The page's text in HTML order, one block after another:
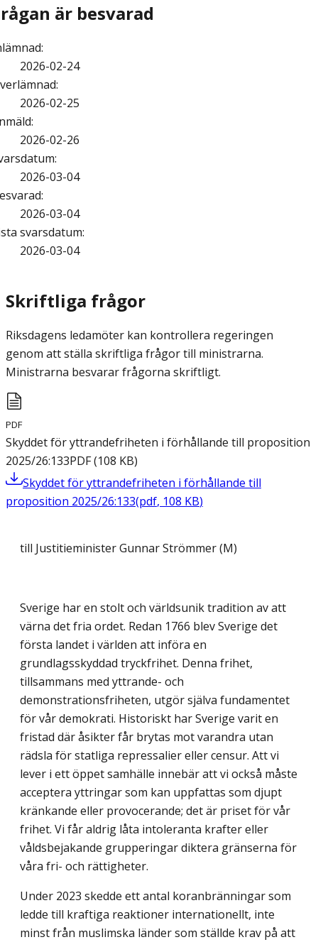
är besvarad
:
2026-02-24
:
2026-02-25
:
2026-02-26
:
2026-03-04
:
2026-03-04
svarsdatum:
2026-03-04
Skriftliga frågor
Riksdagens ledamöter kan kontrollera regeringen
genom att ställa skriftliga frågor till ministrarna.
Ministrarna besvarar frågorna skriftligt.
PDF
Skyddet för yttrandefriheten i förhållande till proposition
2025/26:133PDF(108 KB)
Skyddet för yttrandefriheten i förhållande till
proposition 2025/26:133(pdf, 108 KB)
till Justitieminister Gunnar Strömmer (M)
Sverige har en stolt och världsunik tradition av att
värna det fria ordet. Redan 1766 blev Sverige det
första landet i världen att införa en
grundlagsskyddad tryckfrihet. Denna frihet,
tillsammans med yttrande- och
demonstrationsfriheten, utgör själva fundamentet
för vår demokrati. Historiskt har Sverige varit en
fristad där åsikter får brytas mot varandra utan
rädsla för statliga repressalier eller censur. Att vi
lever i ett öppet samhälle innebär att vi också måste
acceptera yttringar som kan uppfattas som djupt
kränkande eller provocerande; det är priset för vår
frihet. Vi får aldrig låta intoleranta krafter eller
våldsbejakande grupperingar diktera gränserna för
våra fri- och rättigheter.
Under 2023 skedde ett antal koranbränningar som
ledde till kraftiga reaktioner internationellt, inte
minst från muslimska länder som ställde krav på att